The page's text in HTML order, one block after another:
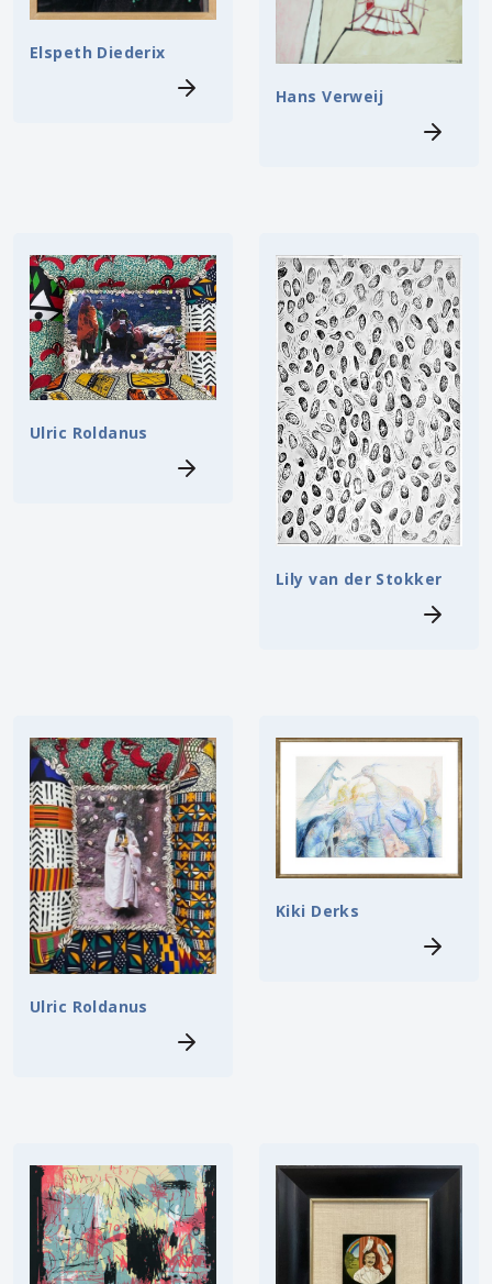
Elspeth Diederix
Hans Verweij
Ulric Roldanus
Lily van der Stokker
Ulric Roldanus
Kiki Derks